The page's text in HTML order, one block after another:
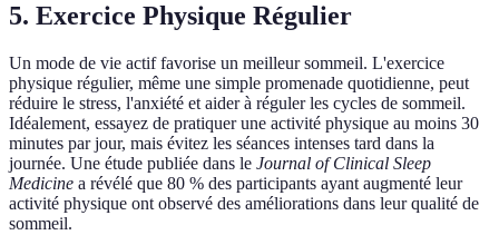
5. Exercice Physique Régulier
Un mode de vie actif favorise un meilleur sommeil. L'exercice
physique régulier, même une simple promenade quotidienne, peut
réduire le stress, l'anxiété et aider à réguler les cycles de sommeil.
Idéalement, essayez de pratiquer une activité physique au moins 30
minutes par jour, mais évitez les séances intenses tard dans la
journée. Une étude publiée dans le Journal of Clinical Sleep
Medicine a révélé que 80 % des participants ayant augmenté leur
activité physique ont observé des améliorations dans leur qualité de
sommeil.